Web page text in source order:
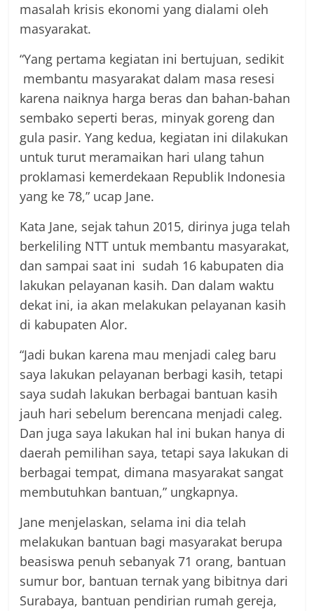
masalah krisis ekonomi yang dialami oleh
masyarakat.
“Yang pertama kegiatan ini bertujuan, sedikit
membantu masyarakat dalam masa resesi
karena naiknya harga beras dan bahan-bahan
sembako seperti beras, minyak goreng dan
gula pasir. Yang kedua, kegiatan ini dilakukan
untuk turut meramaikan hari ulang tahun
proklamasi kemerdekaan Republik Indonesia
yang ke 78,” ucap Jane.
Kata Jane, sejak tahun 2015, dirinya juga telah
berkeliling NTT untuk membantu masyarakat,
dan sampai saat ini sudah 16 kabupaten dia
lakukan pelayanan kasih. Dan dalam waktu
dekat ini, ia akan melakukan pelayanan kasih
di kabupaten Alor.
“Jadi bukan karena mau menjadi caleg baru
saya lakukan pelayanan berbagi kasih, tetapi
saya sudah lakukan berbagai bantuan kasih
jauh hari sebelum berencana menjadi caleg.
Dan juga saya lakukan hal ini bukan hanya di
daerah pemilihan saya, tetapi saya lakukan di
berbagai tempat, dimana masyarakat sangat
membutuhkan bantuan,” ungkapnya.
Jane menjelaskan, selama ini dia telah
melakukan bantuan bagi masyarakat berupa
beasiswa penuh sebanyak 71 orang, bantuan
sumur bor, bantuan ternak yang bibitnya dari
Surabaya, bantuan pendirian rumah gereja,